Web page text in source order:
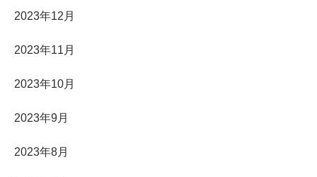
2023年12月
2023年11月
2023年10月
2023年9月
2023年8月